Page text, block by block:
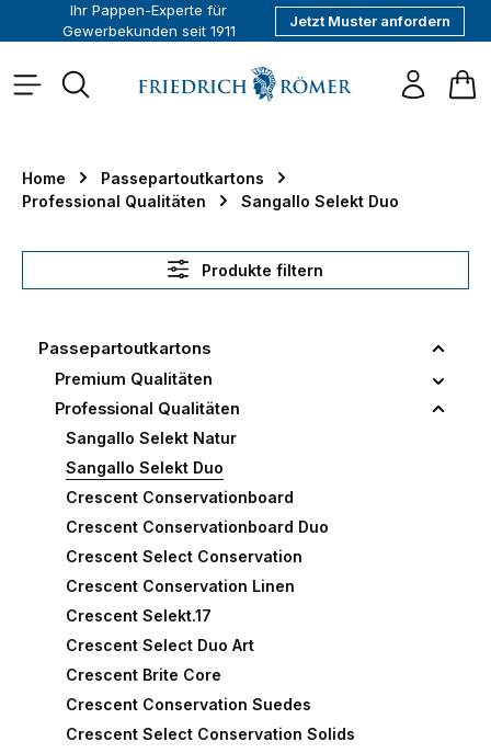
springen
Ihr Pappen-Experte für
Gewerbekunden seit 1911
Jetzt Muster anfordern
Home
Passepartoutkartons
Professional Qualitäten
Sangallo Selekt Duo
Produkte filtern
Passepartoutkartons
Premium Qualitäten
Professional Qualitäten
Sangallo Selekt Natur
Sangallo Selekt Duo
Crescent Conservationboard
Crescent Conservationboard Duo
Crescent Select Conservation
Crescent Conservation Linen
Crescent Selekt.17
Crescent Select Duo Art
Crescent Brite Core
Crescent Conservation Suedes
Crescent Select Conservation Solids